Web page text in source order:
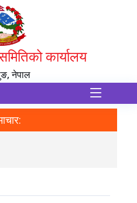
कार्यालय
नेपाल